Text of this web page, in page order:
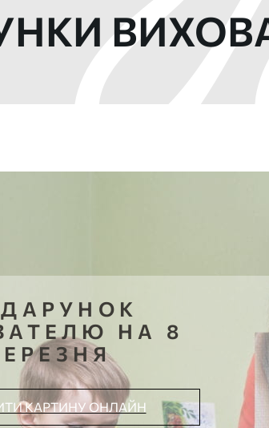
НА 8
КАРТИНУ ОНЛАЙН